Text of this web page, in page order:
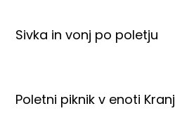
Sivka in vonj po poletju
Poletni piknik v enoti Kranj